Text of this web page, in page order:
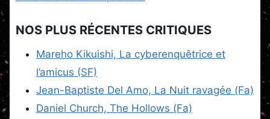
NOS PLUS RÉCENTES CRITIQUES
Mareho Kikuishi, La cyberenquêtrice et
l’amicus (SF)
Jean-Baptiste Del Amo, La Nuit ravagée (Fa)
Daniel Church, The Hollows (Fa)